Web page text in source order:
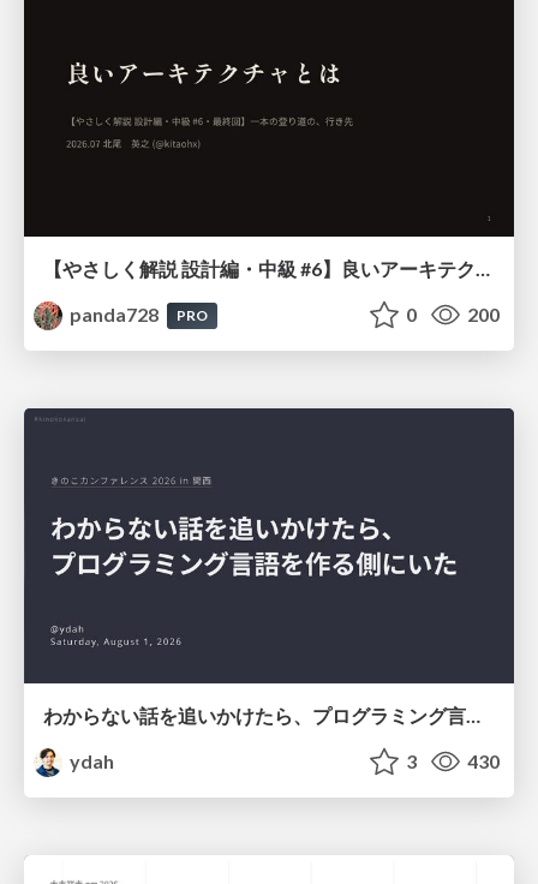
【やさしく解説 設計編・中級 #6】良いアーキテクチャとは ～ 一本の登り道の、行き先 ～
panda728
PRO 0 200
わからない話を追いかけたら、プログラミング言語を作る側にいた
ydah
3 430